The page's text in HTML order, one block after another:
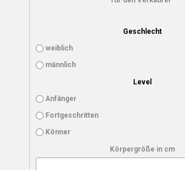
Geschlecht
weiblich
männlich
Level
Anfänger
Fortgeschritten
Könner
Körpergröße in cm